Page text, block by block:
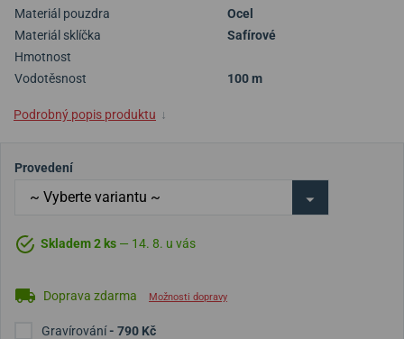
Materiál pouzdra
Ocel
Materiál sklíčka
Safírové
Hmotnost
Vodotěsnost
100 m
Podrobný popis produktu ↓
Provedení
Skladem 2 ks — 14. 8. u vás
Doprava zdarma Možnosti dopravy
Gravírování- 790 Kč